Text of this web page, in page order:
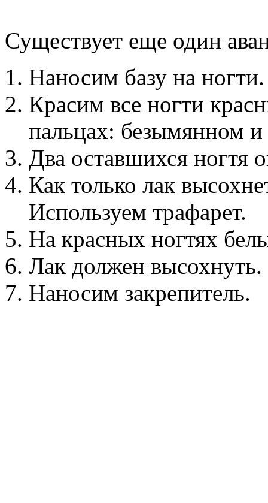
Существует еще один
Наносим базу на ногти.
Красим все ногти
пальцах: безымянном
Два оставшихся ногтя
Как только лак
Используем трафарет.
На красных ногтях
Лак должен высохнуть.
Наносим закрепитель.